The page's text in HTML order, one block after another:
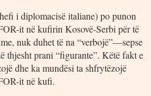
i diplomacisë italiane) po punon
it në kufirin Kosovë-Serbi për të
nuk duhet të na “verbojë”―sepse
thjesht prani “figurante”. Këtë fakt e
dhe ka mundësi ta shfrytëzojë
it në kufi.